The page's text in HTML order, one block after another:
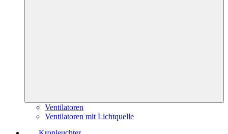
Ventilatoren
Ventilatoren mit Lichtquelle